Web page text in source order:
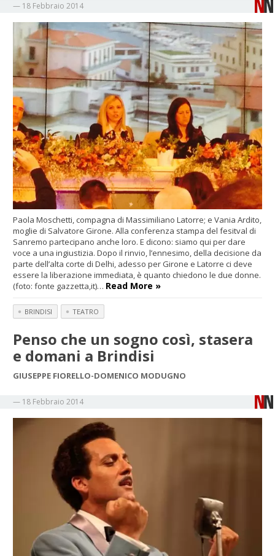
— 18 Febbraio 2014
Paola Moschetti, compagna di Massimiliano Latorre; e Vania Ardito,
moglie di Salvatore Girone. Alla conferenza stampa del fesitval di
Sanremo partecipano anche loro. E dicono: siamo qui per dare
voce a una ingiustizia. Dopo il rinvio, l’ennesimo, della decisione da
parte dell’alta corte di Delhi, adesso per Girone e Latorre ci deve
essere la liberazione immediata, è quanto chiedono le due donne.
(foto: fonte gazzetta,it)… Read More »
BRINDISI TEATRO
Penso che un sogno così, stasera
e domani a Brindisi
GIUSEPPE FIORELLO-DOMENICO MODUGNO
— 18 Febbraio 2014